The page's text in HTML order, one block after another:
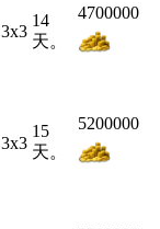
3x3
14
天。
4700000
3x3
15
天。
5200000